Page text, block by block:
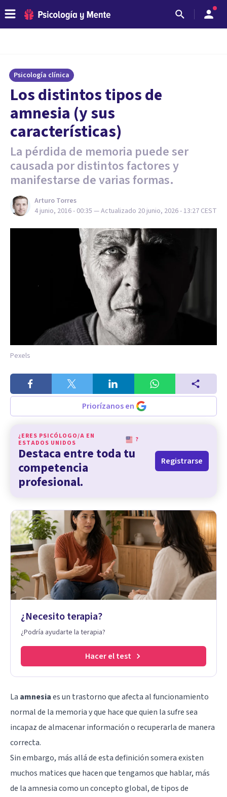
Psicología clínica
Los distintos tipos de
amnesia (y sus
características)
La pérdida de memoria puede ser
causada por distintos factores y
manifestarse de varias formas.
Arturo Torres
4 junio, 2016 - 00:35 — Actualizado 20 junio, 2026 - 13:27 CEST
Pexels
Priorízanos en
¿ERES PSICÓLOGO/A EN
ESTADOS UNIDOS
?
Destaca entre toda tu
competencia
profesional.
Registrarse
¿Necesito terapia?
¿Podría ayudarte la terapia?
Hacer el test
La amnesiaes un trastorno que afecta al funcionamiento
normal de la memoriay que hace que quien la sufre sea
incapaz de almacenar información o recuperarla de manera
correcta.
Sin embargo, más allá de esta definición somera existen
muchos matices que hacen que tengamos que hablar, más
de la amnesia como un concepto global, de tipos de